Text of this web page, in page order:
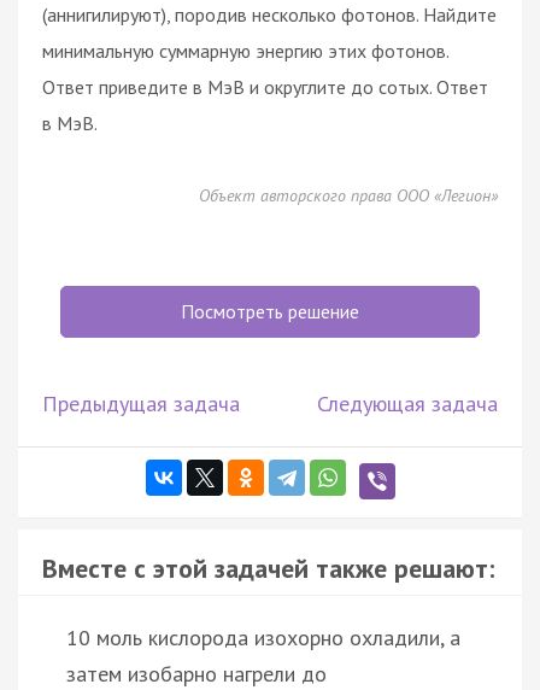
(аннигилируют), породив несколько фотонов. Найдите
минимальную суммарную энергию этих фотонов.
Ответ приведите в МэВ и округлите до сотых. Ответ
в МэВ.
Объект авторского права ООО «Легион»
Посмотреть решение
Предыдущая задача Следующая задача
Вместе с этой задачей также решают:
10 моль кислорода изохорно охладили, а
затем изобарно нагрели до